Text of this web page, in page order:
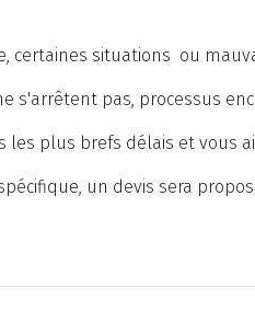
certaines situations ou
s'arrêtent pas, processus
les plus brefs délais et vous
un devis sera
: Installation de Cluster